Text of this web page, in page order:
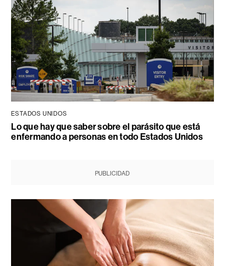
ESTADOS UNIDOS
Lo que hay que saber sobre el parásito que está
enfermando a personas en todo Estados Unidos
PUBLICIDAD